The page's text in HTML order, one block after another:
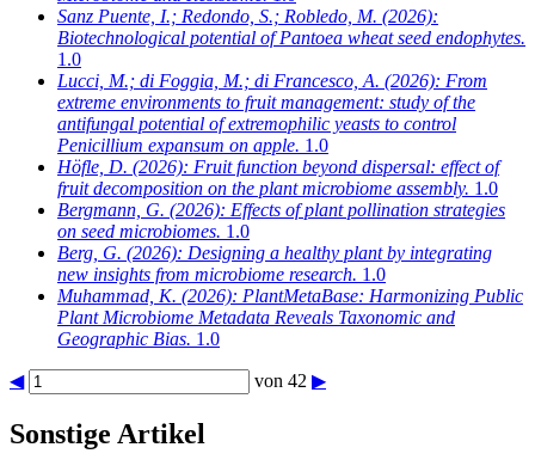
Sanz Puente, I.; Redondo, S.; Robledo, M. (2026):
Biotechnological potential of Pantoea wheat seed endophytes.
1.0
Lucci, M.; di Foggia, M.; di Francesco, A. (2026): From
extreme environments to fruit management: study of the
antifungal potential of extremophilic yeasts to control
Penicillium expansum on apple. 1.0
Höfle, D. (2026): Fruit function beyond dispersal: effect of
fruit decomposition on the plant microbiome assembly. 1.0
Bergmann, G. (2026): Effects of plant pollination strategies
on seed microbiomes. 1.0
Berg, G. (2026): Designing a healthy plant by integrating
new insights from microbiome research. 1.0
Muhammad, K. (2026): PlantMetaBase: Harmonizing Public
Plant Microbiome Metadata Reveals Taxonomic and
Geographic Bias. 1.0
◀ von 42 ▶
Sonstige Artikel